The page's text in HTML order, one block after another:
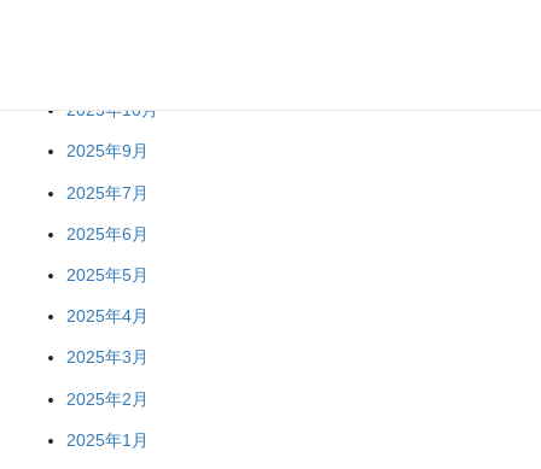
2025年10月
2025年9月
2025年7月
2025年6月
2025年5月
2025年4月
2025年3月
2025年2月
2025年1月